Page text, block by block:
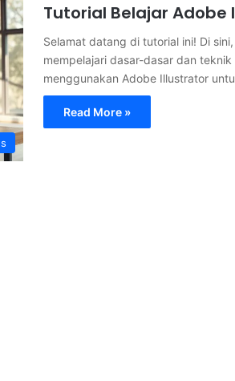
Tutorial Belajar Adobe
Selamat datang di tutorial ini! Di
mempelajari dasar-dasar dan teknik
menggunakan Adobe Illustrator
Read More »